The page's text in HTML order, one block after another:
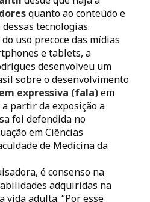
quanto ao conteúdo e
tecnologias.
uso precoce das mídias
e tablets, a
desenvolveu um
sobre o desenvolvimento
expressiva (fala)em
partir da exposição a
foi defendida no
em Ciências
de Medicina da
é consenso na
adquiridas na
adulta. “Por esse